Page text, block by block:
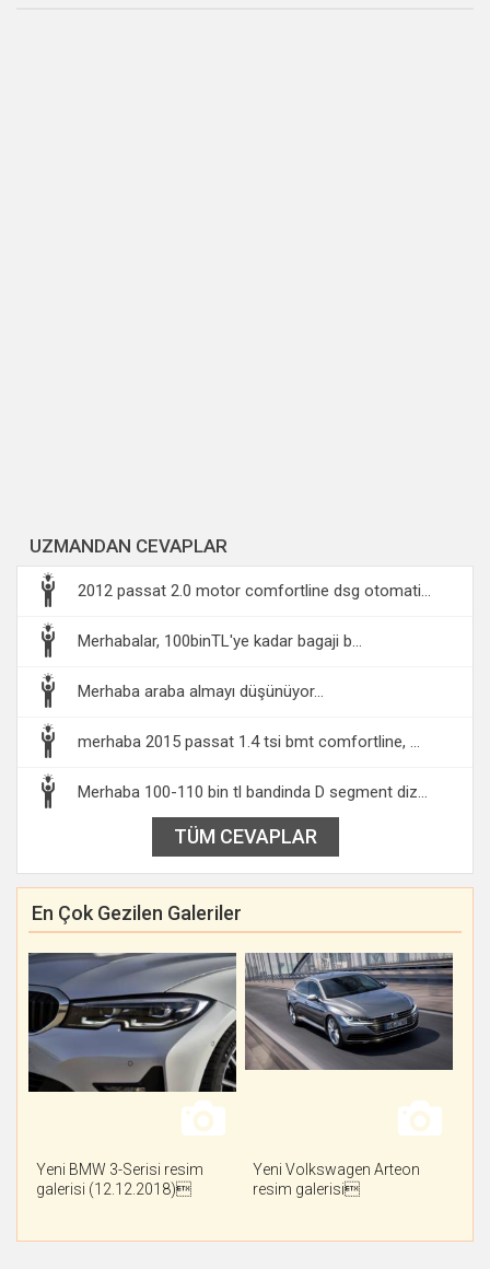
UZMANDAN CEVAPLAR
2012 passat 2.0 motor comfortline dsg otomati...
Merhabalar, 100binTL'ye kadar bagaji b...
Merhaba araba almayı düşünüyor...
merhaba 2015 passat 1.4 tsi bmt comfortline, ...
Merhaba 100-110 bin tl bandinda D segment diz...
TÜM CEVAPLAR
En Çok Gezilen Galeriler
Yeni BMW 3-Serisi resim
galerisi (12.12.2018)
Yeni Volkswagen Arteon
resim galerisi